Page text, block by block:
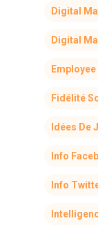
Digital
Digital
Fidélité
Idées De
Info
Info